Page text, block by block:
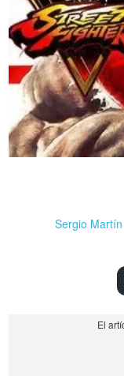
Sergio Martín